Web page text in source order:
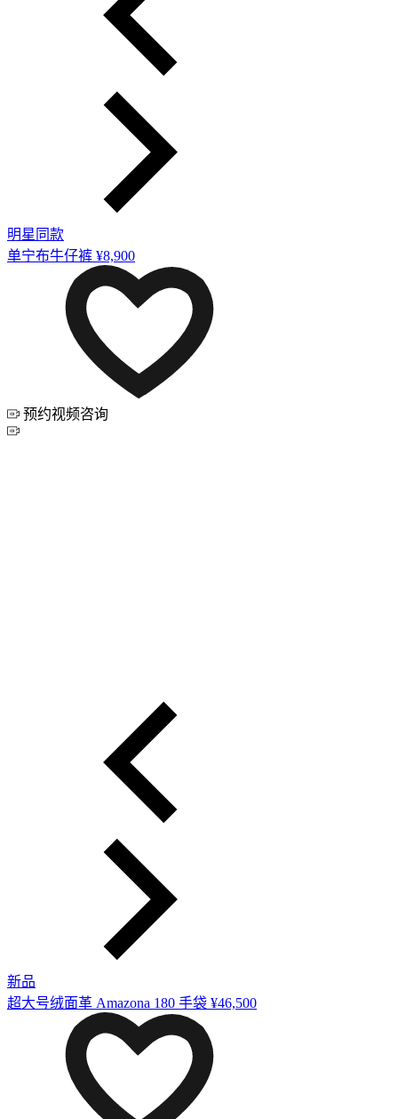
明星同款
单宁布牛仔裤 ¥8,900
预约视频咨询
新品
超大号绒面革 Amazona 180 手袋 ¥46,500